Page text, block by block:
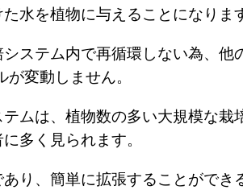
水を植物に与えることになりま
ステム内で再循環しない為、他
が変動しません。
ムは、植物数の多い大規模な栽
多く見られます。
り、簡単に拡張することができ